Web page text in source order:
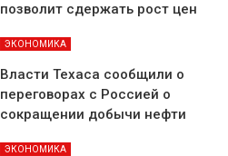
позволит сдержать рост цен
ЭКОНОМИКА
Власти Техаса сообщили о
переговорах с Россией о
сокращении добычи нефти
ЭКОНОМИКА